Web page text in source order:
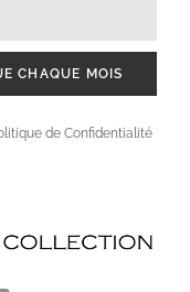
CHAQUE MOIS
de Confidentialité